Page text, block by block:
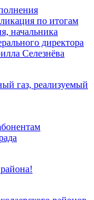
по итогам
начальника
директора
Селезнёва
газ, реализуемый